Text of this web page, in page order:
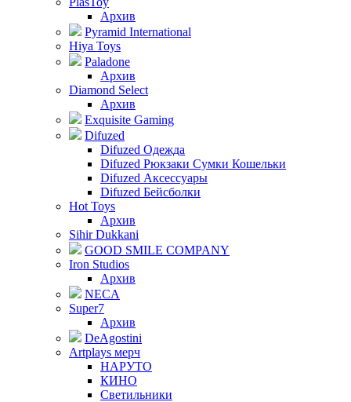
Архив
Pyramid International
Hiya Toys
Paladone
Архив
Diamond Select
Архив
Exquisite Gaming
Difuzed
Difuzed Одежда
Difuzed Рюкзаки Сумки Кошельки
Difuzed Аксессуары
Difuzed Бейсболки
Hot Toys
Архив
Sihir Dukkani
GOOD SMILE COMPANY
Iron Studios
Архив
NECA
Super7
Архив
DeAgostini
Artplays мерч
НАРУТО
КИНО
Светильники